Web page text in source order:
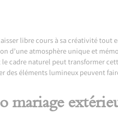
libre cours à sa créativité
d’une atmosphère unique et
cadre naturel peut transformer
éléments lumineux peuvent
mariage